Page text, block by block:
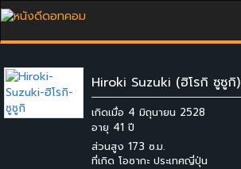
Hiroki Suzuki (ฮิโรกิ ซูซูกิ)
เกิดเมื่อ 4 มิถุนายน 2528
ส่วนสูง 173 ซ.ม.
ที่เกิด โอซากะ ประเทศญี่ปุ่น